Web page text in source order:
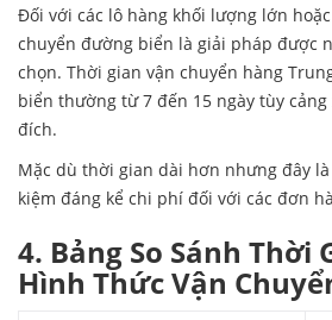
Đối với các lô hàng khối lượng lớn
chuyển đường biển là giải pháp được
chọn. Thời gian vận chuyển hàng
biển thường từ 7 đến 15 ngày tùy
đích.
Mặc dù thời gian dài hơn nhưng đây
kiệm đáng kể chi phí đối với các đơn
4. Bảng So Sánh Thời
Hình Thức Vận